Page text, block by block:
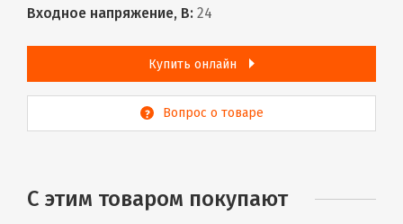
Входное напряжение, В: 24
Купить онлайн
Вопрос о товаре
С этим товаром покупают